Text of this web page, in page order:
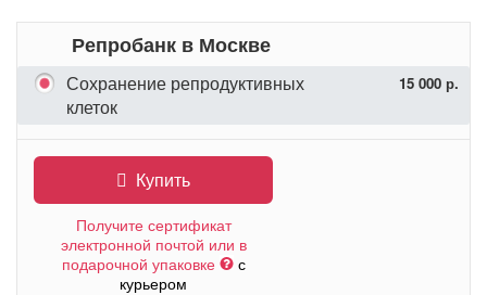
Репробанк в Москве
Сохранение репродуктивных
клеток
15 000 р.
Купить
Получите сертификат
электронной почтой или в
подарочной упаковке
с
курьером